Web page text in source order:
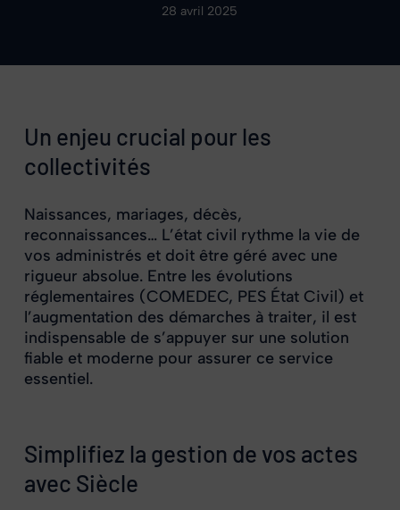
28 avril 2025
Un enjeu crucial pour les
collectivités
Naissances, mariages, décès,
reconnaissances… L’état civil rythme la vie de
vos administrés et doit être géré avec une
rigueur absolue. Entre les évolutions
réglementaires (COMEDEC, PES État Civil) et
l’augmentation des démarches à traiter, il est
indispensable de s’appuyer sur une solution
fiable et moderne pour assurer ce service
essentiel.
Simplifiez la gestion de vos actes
avec Siècle